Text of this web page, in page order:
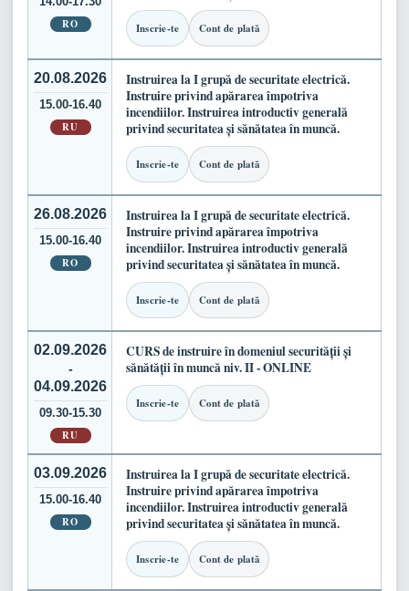
RO Inscrie-te Cont de plată
20.08.2026
15.00-16.40
RU
Instruirea la I grupă de securitate electrică.
Instruire privind apărarea împotriva
incendiilor. Instruirea introductiv generală
privind securitatea și sănătatea în muncă.
Inscrie-te Cont de plată
26.08.2026
15.00-16.40
RO
Instruirea la I grupă de securitate electrică.
Instruire privind apărarea împotriva
incendiilor. Instruirea introductiv generală
privind securitatea și sănătatea în muncă.
Inscrie-te Cont de plată
02.09.2026
-
04.09.2026
09.30-15.30
RU
CURS de instruire în domeniul securității și
sănătății în muncă niv. II - ONLINE
Inscrie-te Cont de plată
03.09.2026
15.00-16.40
RO
Instruirea la I grupă de securitate electrică.
Instruire privind apărarea împotriva
incendiilor. Instruirea introductiv generală
privind securitatea și sănătatea în muncă.
Inscrie-te Cont de plată